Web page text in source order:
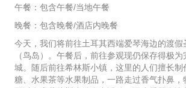
午餐：包含午餐/当地午餐
晚餐：包含晚餐/酒店内晚餐
今天，我们将前往土耳其西端爱琴海边的渡假
（鸟岛）。午餐后，前往参观现仍保存得极
城。随后前往希林斯小镇，这里的人们擅长制
糖、水果茶等水果制品，一路走过香气扑鼻，